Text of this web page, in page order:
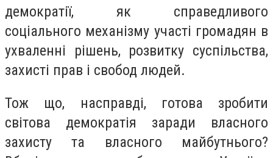
демократії, як справедливого
соціального механізму участі громадян в
ухваленні рішень, розвитку суспільства,
захисті прав і свобод людей.
Тож що, насправді, готова зробити
світова демократія заради власного
захисту та власного майбутнього?